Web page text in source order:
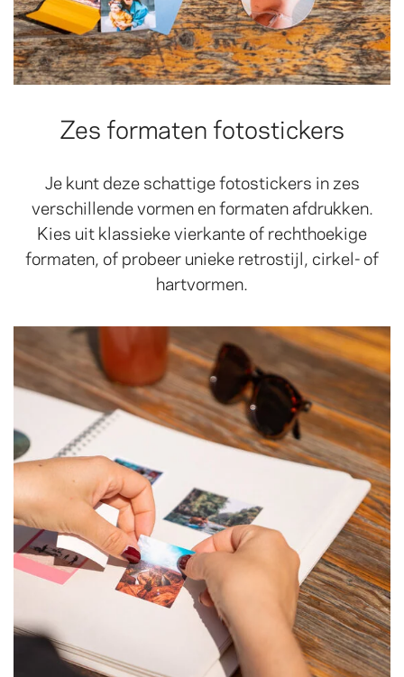
Zes formaten fotostickers
Je kunt deze schattige fotostickers in zes
verschillende vormen en formaten afdrukken.
Kies uit klassieke vierkante of rechthoekige
formaten, of probeer unieke retrostijl, cirkel- of
hartvormen.